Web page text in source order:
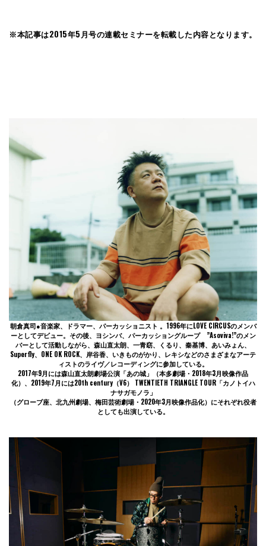
※本記事は2015年5月号の連載セミナーを転載した内容となります。
朝倉真司●音楽家、ドラマー、パーカッショニスト 。1996年にLOVE CIRCUSのメンバ
ーとしてデビュー。その後、ヨシンバ、パーカッショングループ ”Asoviva!”のメン
バーとして活動しながら、森山直太朗、一青窈、くるり、秦基博、あいみょん、
Superfly、ONE OK ROCK、岸谷香、いきものがかり、レキシなどのさまざまなアーテ
ィストのライヴ／レコーディングに参加している。
2017年9月には森山直太朗劇場公演「あの城」（本多劇場・2018年3月映像作品
化）、2019年7月には20th century（V6） TWENTIETH TRIANGLE TOUR「カノトイハ
ナサガモノラ」
（グローブ座、北九州劇場、梅田芸術劇場・2020年3月映像作品化）にそれぞれ役者
としても出演している。